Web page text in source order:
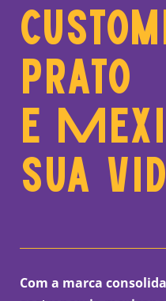
prato
e
sua
Com a marca